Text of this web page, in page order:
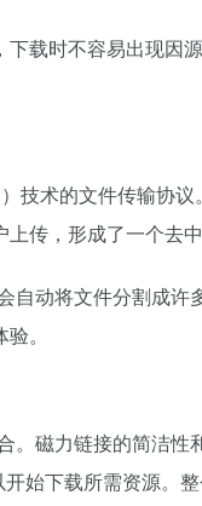
载时不容易出现因
技术的文件传输协
传，形成了一个去
自动将文件分割成
。
磁力链接的简洁
始下载所需资源。